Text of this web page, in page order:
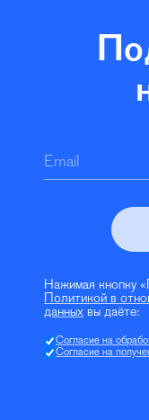
Email
Нажимая кнопку
Политикой в
данных вы даёте:
Согласие на
Согласие на